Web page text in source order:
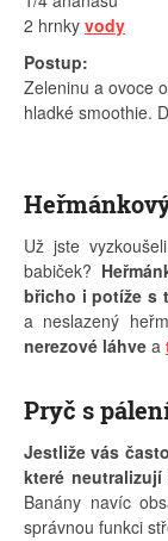
2 hrnky vody
Postup:
Zeleninu a ovoce
hladké smoothie.
Už jste
babiček?
břicho i potíže s
a neslazený
nerezové láhve a
Pryč s
Jestliže vás
které
Banány navíc
správnou funkci